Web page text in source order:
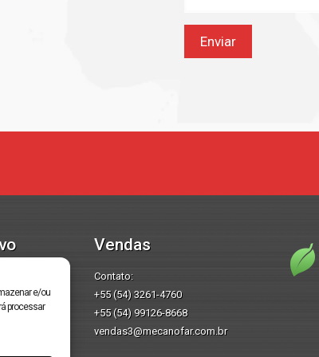
e/ou
processar
Vendas
Contato:
+55 (54) 3261-4760
+55 (54) 99126-8668
vendas3@mecanofar.com.br